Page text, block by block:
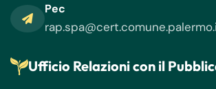
Pec
Ufficio Relazioni con il